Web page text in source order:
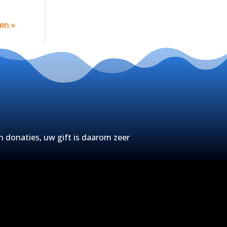
»
donaties, uw gift is daarom zeer